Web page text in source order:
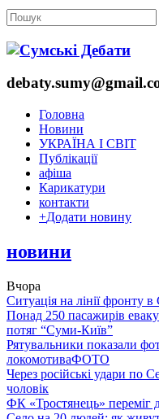
Головна
Новини
УКРАЇНА І СВІТ
Публікації
афіша
Карикатури
контакти
+Додати новину
новини
Вчора
Ситуація на лінії фронту
Понад 250 пасажирів
потяг “Суми-Київ”
Рятувальники показали
локомотиваФОТО
Через російські удари по
чоловік
ФК «Тростянець» переміг